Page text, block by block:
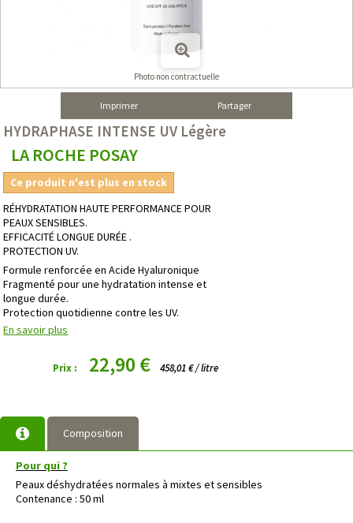
Photo non contractuelle
Imprimer Partager
HYDRAPHASE INTENSE UV Légère
LA ROCHE POSAY
Ce produit n'est plus en stock
RÉHYDRATATION HAUTE PERFORMANCE POUR
PEAUX SENSIBLES.
EFFICACITÉ LONGUE DURÉE .
PROTECTION UV.
Formule renforcée en Acide Hyaluronique
Fragmenté pour une hydratation intense et
longue durée.
Protection quotidienne contre les UV.
En savoir plus
Prix : 22,90 € 458,01 € / litre
Composition
Pour qui ?
Peaux déshydratées normales à mixtes et sensibles
Contenance : 50 ml